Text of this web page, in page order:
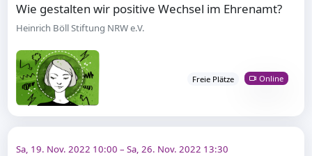
Wie gestalten wir positive Wechsel im Ehrenamt?
Heinrich Böll Stiftung NRW e.V.
Freie Plätze Online
Sa, 19. Nov. 2022 10:00 – Sa, 26. Nov. 2022 13:30